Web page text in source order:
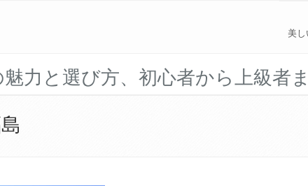
美
力と選び方、初心者から上級者